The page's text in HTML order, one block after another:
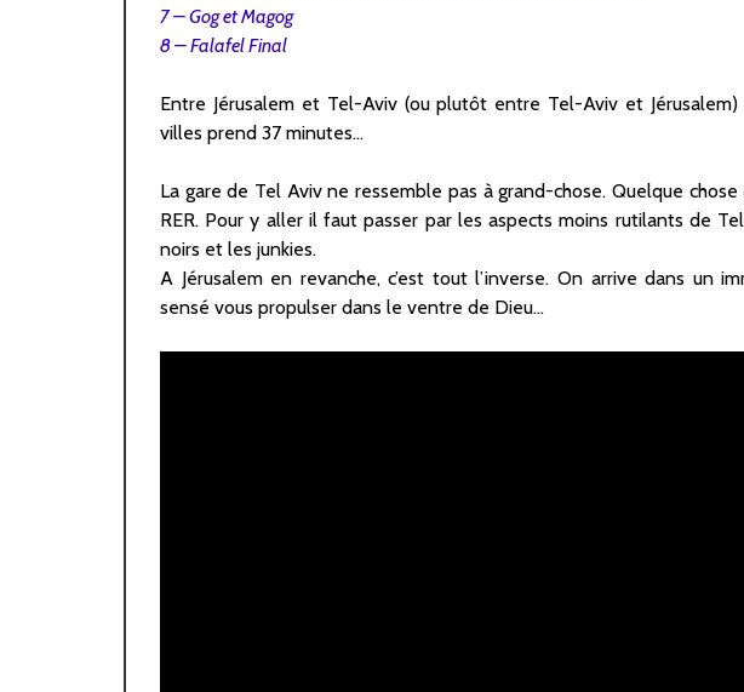
7 – Gog et Magog
8 – Falafel Final
Entre Jérusalem et Tel-Aviv (ou plutôt entre Tel-Aviv et
villes prend 37 minutes…
La gare de Tel Aviv ne ressemble pas à grand-chose. Quelque
RER. Pour y aller il faut passer par les aspects moins rutilants de
noirs et les junkies.
A Jérusalem en revanche, c’est tout l’inverse. On arrive dans un
sensé vous propulser dans le ventre de Dieu…